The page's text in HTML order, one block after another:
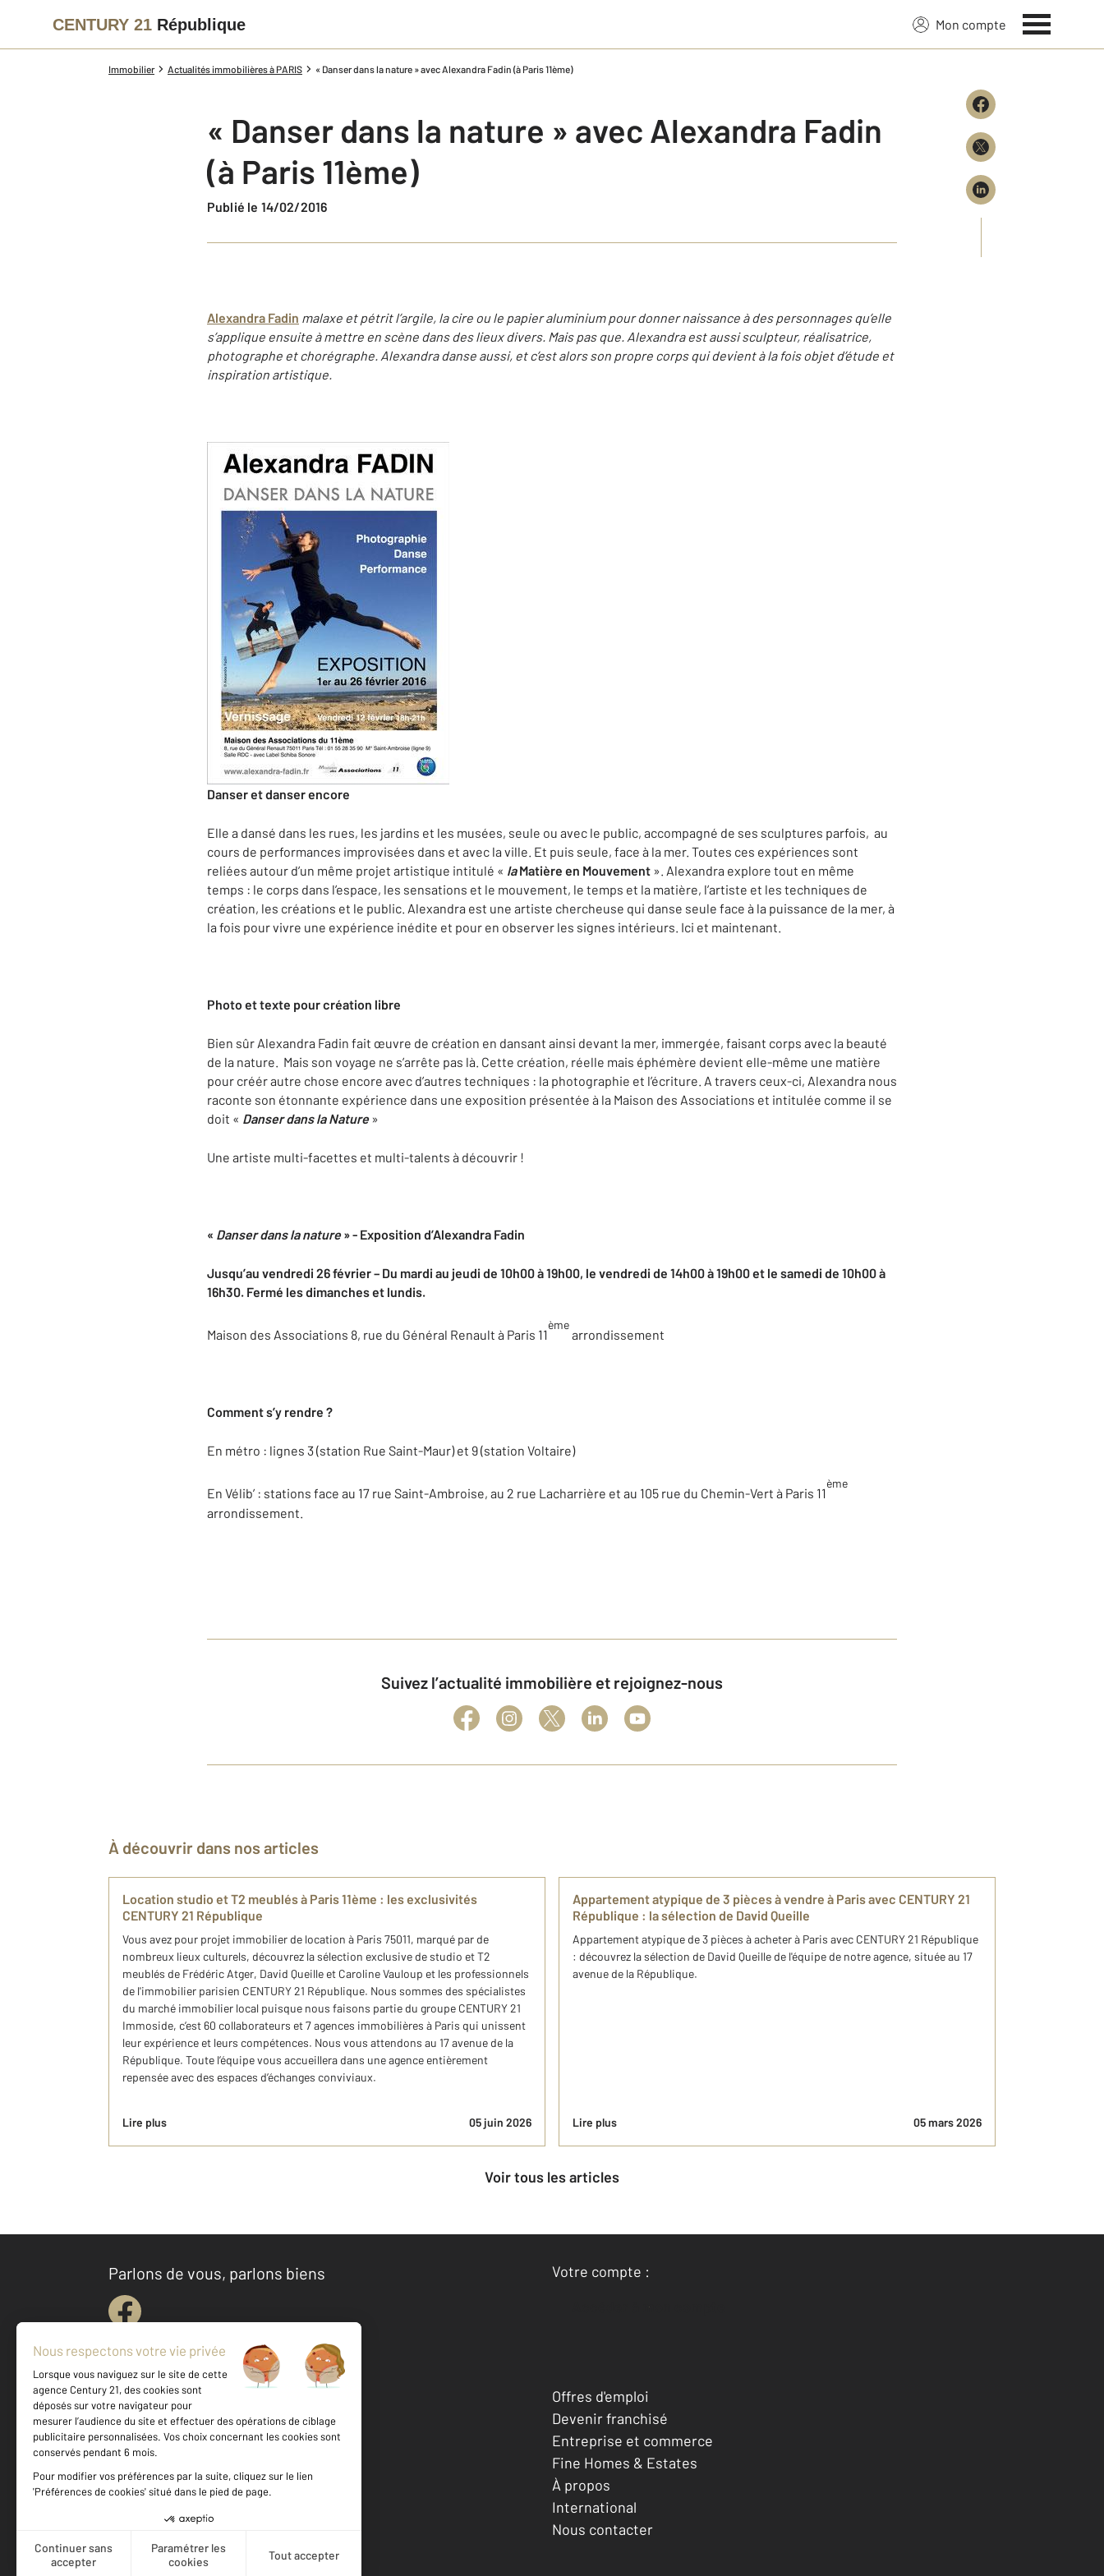
CENTURY 21 République Mon compte
Immobilier Actualités immobilières à PARIS « Danser dans la nature » avec Alexandra Fadin (à Paris 11ème)
« Danser dans la nature » avec Alexandra Fadin
(à Paris 11ème)
Publié le 14/02/2016
Alexandra Fadin malaxe et pétrit l’argile, la cire ou le papier aluminium pour donner naissance à des personnages qu’elle
s’applique ensuite à mettre en scène dans des lieux divers. Mais pas que. Alexandra est aussi sculpteur, réalisatrice,
photographe et chorégraphe. Alexandra danse aussi, et c’est alors son propre corps qui devient à la fois objet d’étude et
inspiration artistique.
Danser et danser encore
Elle a dansé dans les rues, les jardins et les musées, seule ou avec le public, accompagné de ses sculptures parfois, au
cours de performances improvisées dans et avec la ville. Et puis seule, face à la mer. Toutes ces expériences sont
reliées autour d’un même projet artistique intitulé « laMatière en Mouvement ». Alexandra explore tout en même
temps : le corps dans l’espace, les sensations et le mouvement, le temps et la matière, l’artiste et les techniques de
création, les créations et le public. Alexandra est une artiste chercheuse qui danse seule face à la puissance de la mer, à
la fois pour vivre une expérience inédite et pour en observer les signes intérieurs. Ici et maintenant.
Photo et texte pour création libre
Bien sûr Alexandra Fadin fait œuvre de création en dansant ainsi devant la mer, immergée, faisant corps avec la beauté
de la nature. Mais son voyage ne s’arrête pas là. Cette création, réelle mais éphémère devient elle-même une matière
pour créér autre chose encore avec d’autres techniques : la photographie et l’écriture. A travers ceux-ci, Alexandra nous
raconte son étonnante expérience dans une exposition présentée à la Maison des Associations et intitulée comme il se
doit « Danser dans la Nature»
Une artiste multi-facettes et multi-talents à découvrir !
« Danser dans la nature» - Exposition d’Alexandra Fadin
Jusqu’au vendredi 26 février – Du mardi au jeudi de 10h00 à 19h00, le vendredi de 14h00 à 19h00 et le samedi de 10h00 à
16h30. Fermé les dimanches et lundis.
Maison des Associations 8, rue du Général Renault à Paris 11
ème
arrondissement
Comment s’y rendre ?
En métro : lignes 3 (station Rue Saint-Maur) et 9 (station Voltaire)
En Vélib’ : stations face au 17 rue Saint-Ambroise, au 2 rue Lacharrière et au 105 rue du Chemin-Vert à Paris 11
ème
arrondissement.
Suivez l’actualité immobilière et rejoignez-nous
À découvrir dans nos articles
Location studio et T2 meublés à Paris 11ème : les exclusivités
CENTURY 21 République
Vous avez pour projet immobilier de location à Paris 75011, marqué par de
nombreux lieux culturels, découvrez la sélection exclusive de studio et T2
meublés de Frédéric Atger, David Queille et Caroline Vauloup et les professionnels
de l'immobilier parisien CENTURY 21 République. Nous sommes des spécialistes
du marché immobilier local puisque nous faisons partie du groupe CENTURY 21
Immoside, c’est 60 collaborateurs et 7 agences immobilières à Paris qui unissent
leur expérience et leurs compétences. Nous vous attendons au 17 avenue de la
République. Toute l’équipe vous accueillera dans une agence entièrement
repensée avec des espaces d’échanges conviviaux.
Lire plus 05 juin 2026
Appartement atypique de 3 pièces à​ vendre à Paris​ avec CENTURY 21
République : ​la sélection de David Queille
Appartement atypique de 3 pièces à​ acheter à Paris​ avec CENTURY 21 République
: découvrez la sélection de David Queille ​de l'équipe de notre agence, située au 17
avenue de la République.
Lire plus 05 mars 2026
Voir tous les articles
Parlons de vous, parlons biens
Votre compte :
Accéder à mon compte
Votre agence est notée
Achat
Location
Offres d'emploi
Devenir franchisé
Entreprise et commerce
Fine Homes & Estates
À propos
International
Nous contacter